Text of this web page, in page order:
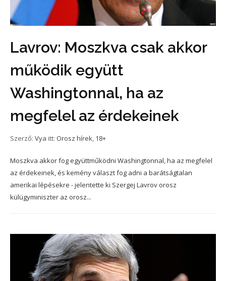
Lavrov: Moszkva csak akkor
működik együtt
Washingtonnal, ha az
megfelel az érdekeinek
Szerző: Vya itt: Orosz hírek, 18+
Moszkva akkor fog együttműködni Washingtonnal, ha az megfelel
az érdekeinek, és kemény választ fog adni a barátságtalan
amerikai lépésekre - jelentette ki Szergej Lavrov orosz
külügyminiszter az orosz...